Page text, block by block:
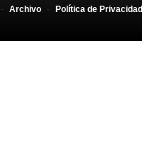
- Archivo - Política de Privacidad